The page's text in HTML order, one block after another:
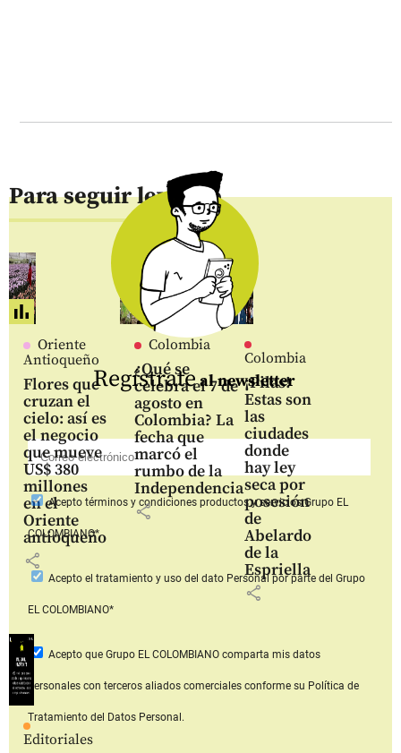
Para seguir leyendo
Oriente
Antioqueño
Flores que
cruzan el
cielo: así es
el negocio
que mueve
US$ 380
millones
en el
Oriente
antioqueño
share
Colombia
¿Qué se
celebra el 7 de
agosto en
Colombia? La
fecha que
marcó el
rumbo de la
Independencia
share
Colombia
¡Pilas!
Estas son
las
ciudades
donde
hay ley
seca por
posesión
de
Abelardo
de la
Espriella
share
Editoriales
Regístrateal newsletter
Aceptotérminos y condiciones productos y serviciosGrupo EL
COLOMBIANO*
Acepto el tratamiento y uso del dato Personalpor parte del Grupo
EL COLOMBIANO*
Acepto que Grupo EL COLOMBIANOcomparta mis datos
personales con terceros aliados comerciales conforme su Política de
Tratamiento del Datos Personal.